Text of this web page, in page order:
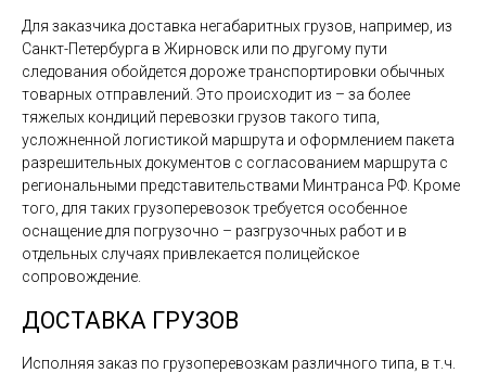
Для заказчика доставка негабаритных грузов, например, из
Санкт-Петербурга в Жирновск или по другому пути
следования обойдется дороже транспортировки обычных
товарных отправлений. Это происходит из – за более
тяжелых кондиций перевозки грузов такого типа,
усложненной логистикой маршрута и оформлением пакета
разрешительных документов с согласованием маршрута с
региональными представительствами Минтранса РФ. Кроме
того, для таких грузоперевозок требуется особенное
оснащение для погрузочно – разгрузочных работ и в
отдельных случаях привлекается полицейское
сопровождение.
ДОСТАВКА ГРУЗОВ
Исполняя заказ по грузоперевозкам различного типа, в т.ч.